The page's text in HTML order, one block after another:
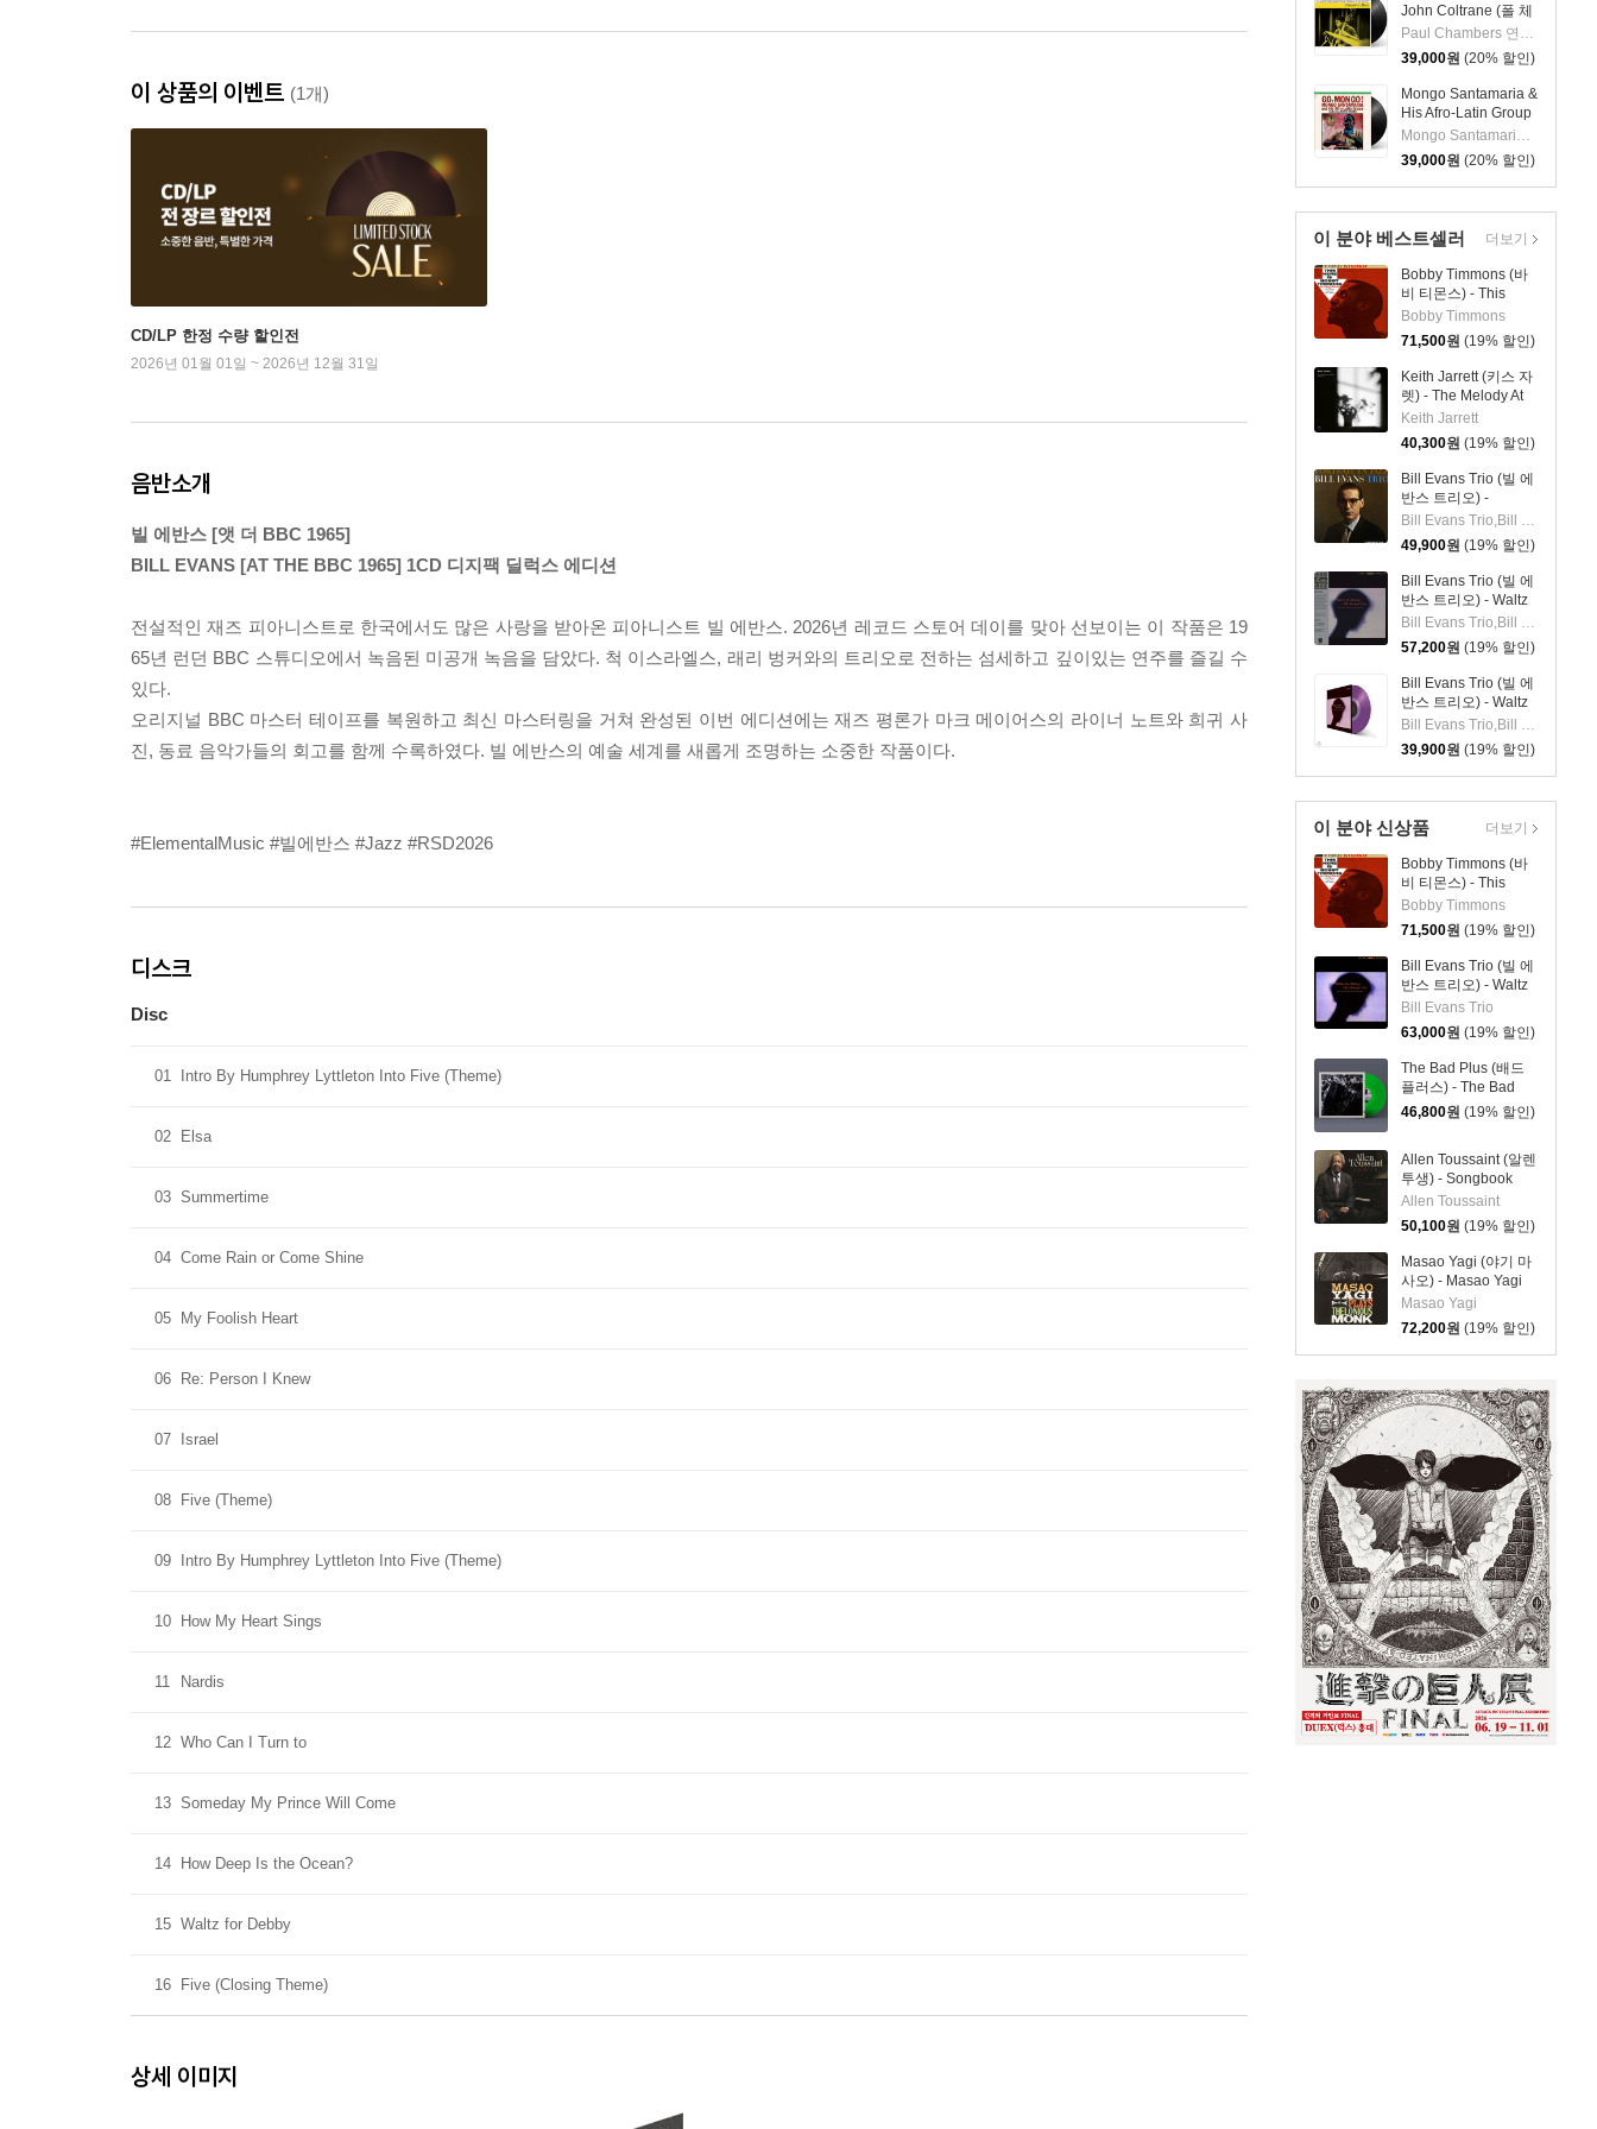
John Coltrane (폴 체
임버스 & 존 콜트레
인) - A Jazz
Delegation From the
East: Chamber's
Music [LP]
Paul Chambers 연주 외 1명
39,000원 (20% 할인)
Mongo Santamaria &
His Afro-Latin Group
(몽고 산타마리아 &
히스 아프로 라틴 그
룹) - Go Mongo!
(Feat. Chick Corea)
[LP]
Mongo Santamaria 연주
39,000원 (20% 할인)
이 분야 베스트셀러
Bobby Timmons (바
비 티몬스) - This
Here Is Bobby
Timmons [LP]
Bobby Timmons
71,500원 (19% 할인)
Keith Jarrett (키스 자
렛) - The Melody At
Night, With You [LP]
Keith Jarrett
40,300원 (19% 할인)
Bill Evans Trio (빌 에
반스 트리오) -
Portrait In Jazz [LP] Bill Evans Trio,Bill Evans,Paul Motian,Scott LaFaro,Orrin Keepnews
49,900원 (19% 할인)
Bill Evans Trio (빌 에
반스 트리오) - Waltz
For Debby [LP]
Bill Evans Trio,Bill Evans,Paul Motian,Scott LaFaro
57,200원 (19% 할인)
Bill Evans Trio (빌 에
반스 트리오) - Waltz
For Debby [투명 퍼플
컬러 LP]
Bill Evans Trio,Bill Evans,Paul Motian,Scott LaFaro
39,900원 (19% 할인)
더보기
이 분야 신상품
Bobby Timmons (바
비 티몬스) - This
Here Is Bobby
Timmons [LP]
Bobby Timmons
71,500원 (19% 할인)
Bill Evans Trio (빌 에
반스 트리오) - Waltz
For Debby [SHM-CD]
Bill Evans Trio
63,000원 (19% 할인)
The Bad Plus (배드
플러스) - The Bad
Plus [그린 컬러 LP]
46,800원 (19% 할인)
Allen Toussaint (알렌
투생) - Songbook
[2LP]
Allen Toussaint
50,100원 (19% 할인)
Masao Yagi (야기 마
사오) - Masao Yagi
Plays Thelonious
Monk [LP]
Masao Yagi
72,200원 (19% 할인)
더보기
이 상품의 이벤트 (1개)
CD/LP 한정 수량 할인전
2026년 01월 01일 ~ 2026년 12월 31일
음반소개
빌 에반스 [앳 더 BBC 1965]
BILL EVANS [AT THE BBC 1965] 1CD 디지팩 딜럭스 에디션
전설적인 재즈 피아니스트로 한국에서도 많은 사랑을 받아온 피아니스트 빌 에반스. 2026년 레코드 스토어 데이를 맞아 선보이는 이 작품은 19
65년 런던 BBC 스튜디오에서 녹음된 미공개 녹음을 담았다. 척 이스라엘스, 래리 벙커와의 트리오로 전하는 섬세하고 깊이있는 연주를 즐길 수
있다.
오리지널 BBC 마스터 테이프를 복원하고 최신 마스터링을 거쳐 완성된 이번 에디션에는 재즈 평론가 마크 메이어스의 라이너 노트와 희귀 사
진, 동료 음악가들의 회고를 함께 수록하였다. 빌 에반스의 예술 세계를 새롭게 조명하는 소중한 작품이다.
#ElementalMusic #빌에반스 #Jazz #RSD2026
디스크
Disc
01 Intro By Humphrey Lyttleton Into Five (Theme)
02 Elsa
03 Summertime
04 Come Rain or Come Shine
05 My Foolish Heart
06 Re: Person I Knew
07 Israel
08 Five (Theme)
09 Intro By Humphrey Lyttleton Into Five (Theme)
10 How My Heart Sings
11 Nardis
12 Who Can I Turn to
13 Someday My Prince Will Come
14 How Deep Is the Ocean?
15 Waltz for Debby
16 Five (Closing Theme)
상세 이미지